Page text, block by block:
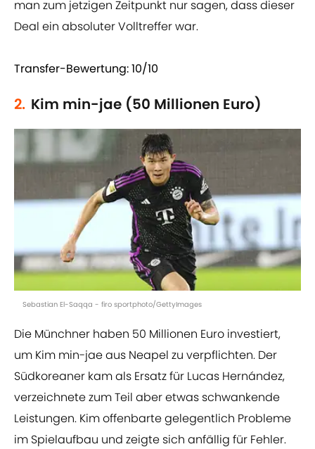
man zum jetzigen Zeitpunkt nur sagen, dass dieser
Deal ein absoluter Volltreffer war.
Transfer-Bewertung: 10/10
2. Kim min-jae (50 Millionen Euro)
Sebastian El-Saqqa - firo sportphoto/GettyImages
Die Münchner haben 50 Millionen Euro investiert,
um Kim min-jae aus Neapel zu verpflichten. Der
Südkoreaner kam als Ersatz für Lucas Hernández,
verzeichnete zum Teil aber etwas schwankende
Leistungen. Kim offenbarte gelegentlich Probleme
im Spielaufbau und zeigte sich anfällig für Fehler.